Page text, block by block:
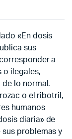
«En dosis
sus
a
o ilegales,
de lo normal.
o el ribotril,
humanos
diaria» de
problemas y